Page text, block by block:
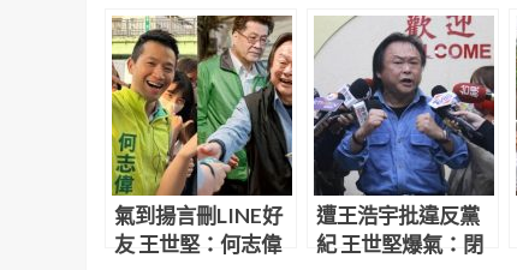
氣到揚言刪LINE好
友 王世堅：何志偉
遭王浩宇批違反黨
紀 王世堅爆氣：閉